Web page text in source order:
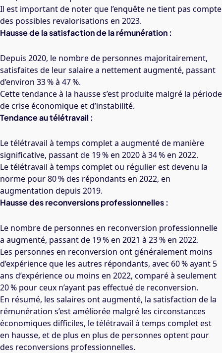
Il est important de noter que l’enquête ne tient pas compte
des possibles revalorisations en 2023.
Hausse de la satisfaction de la rémunération :
Depuis 2020, le nombre de personnes majoritairement,
satisfaites de leur salaire a nettement augmenté, passant
d’environ 33 % à 47 %.
Cette tendance à la hausse s’est produite malgré la période
de crise économique et d’instabilité.
Tendance au télétravail :
Le télétravail à temps complet a augmenté de manière
significative, passant de 19 % en 2020 à 34 % en 2022.
Le télétravail à temps complet ou régulier est devenu la
norme pour 80 % des répondants en 2022, en
augmentation depuis 2019.
Hausse des reconversions professionnelles :
Le nombre de personnes en reconversion professionnelle
a augmenté, passant de 19 % en 2021 à 23 % en 2022.
Les personnes en reconversion ont généralement moins
d’expérience que les autres répondants, avec 60 % ayant 5
ans d’expérience ou moins en 2022, comparé à seulement
20 % pour ceux n’ayant pas effectué de reconversion.
En résumé, les salaires ont augmenté, la satisfaction de la
rémunération s’est améliorée malgré les circonstances
économiques difficiles, le télétravail à temps complet est
en hausse, et de plus en plus de personnes optent pour
des reconversions professionnelles.